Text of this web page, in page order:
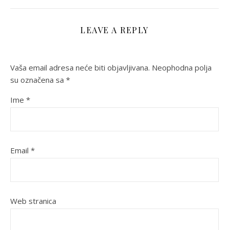
LEAVE A REPLY
Vaša email adresa neće biti objavljivana. Neophodna polja
su označena sa *
Ime *
Email *
Web stranica